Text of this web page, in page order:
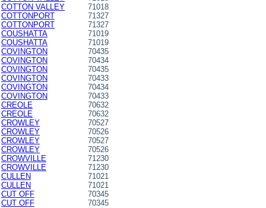
COTTON VALLEY
71018
COTTONPORT
71327
COTTONPORT
71327
COUSHATTA
71019
COUSHATTA
71019
COVINGTON
70435
COVINGTON
70434
COVINGTON
70435
COVINGTON
70433
COVINGTON
70434
COVINGTON
70433
CREOLE
70632
CREOLE
70632
CROWLEY
70527
CROWLEY
70526
CROWLEY
70527
CROWLEY
70526
CROWVILLE
71230
CROWVILLE
71230
CULLEN
71021
CULLEN
71021
CUT OFF
70345
CUT OFF
70345